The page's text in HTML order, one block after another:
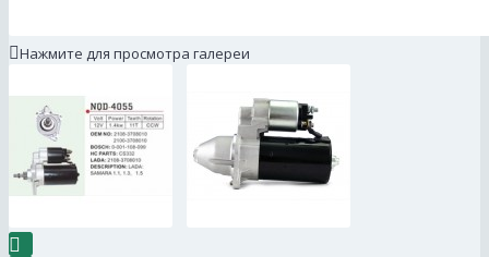
Нажмите для просмотра галереи